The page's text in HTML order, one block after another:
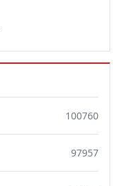
100760
97957